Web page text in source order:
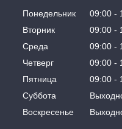
Понедельник 09:00
Вторник
09:00
Среда
09:00
Четверг
09:00
Пятница
09:00
Суббота
Воскресенье